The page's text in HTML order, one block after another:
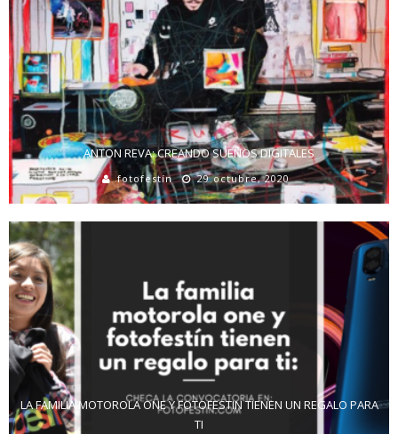
ANTON REVA: CREANDO SUEÑOS DIGITALES
fotofestín 29 octubre, 2020
LA FAMILIA MOTOROLA ONE Y FOTOFESTIN TIENEN UN REGALO PARA
TI